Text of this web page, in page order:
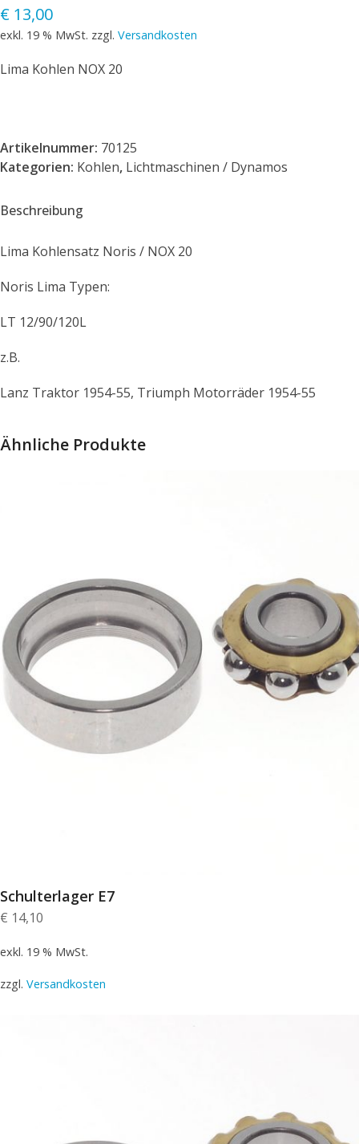
€ 13,00
exkl. 19 % MwSt. zzgl. Versandkosten
Lima Kohlen NOX 20
Artikelnummer: 70125
Kategorien: Kohlen, Lichtmaschinen / Dynamos
Beschreibung
Lima Kohlensatz Noris / NOX 20
Noris Lima Typen:
LT 12/90/120L
z.B.
Lanz Traktor 1954-55, Triumph Motorräder 1954-55
Ähnliche Produkte
Schulterlager E7
€ 14,10
exkl. 19 % MwSt.
zzgl. Versandkosten